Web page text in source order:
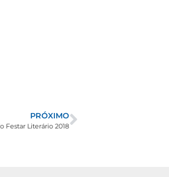
PRÓXIMO
Festar Literário 2018